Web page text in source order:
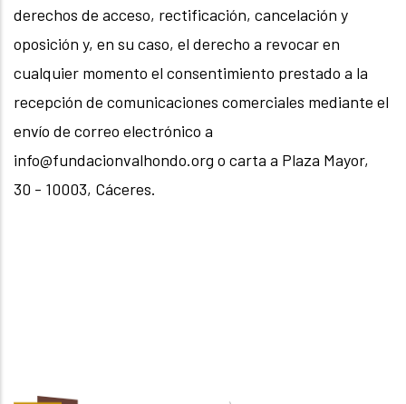
derechos de acceso, rectificación, cancelación y
oposición y, en su caso, el derecho a revocar en
cualquier momento el consentimiento prestado a la
recepción de comunicaciones comerciales mediante el
envío de correo electrónico a
info@fundacionvalhondo.org o carta a Plaza Mayor,
30 - 10003, Cáceres.